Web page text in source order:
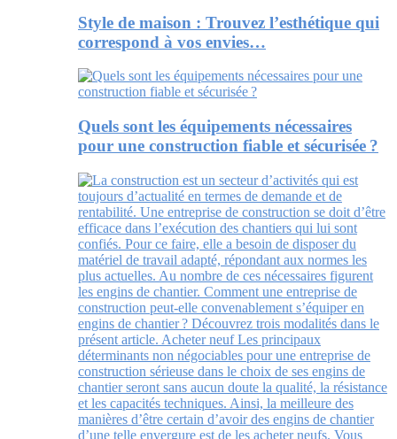
Style de maison : Trouvez l’esthétique qui
correspond à vos envies…
Quels sont les équipements nécessaires
pour une construction fiable et sécurisée ?